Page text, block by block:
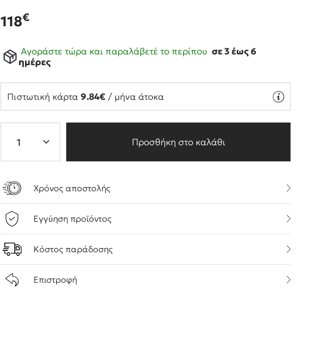
118€
Αγοράστε τώρα και παραλάβετέ το περίπου σε 3 έως 6
ημέρες
Πιστωτική κάρτα9.84€ / μήνα άτοκα
Προσθήκη στο καλάθι
Χρόνος αποστολής
Εγγύηση προϊόντος
Κόστος παράδοσης
Επιστροφή